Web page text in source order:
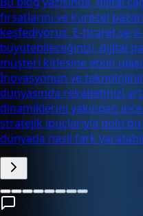
fırsatlarını ve küresel
keşfediyoruz. E-ticaret ve
büyütebileceğinizi, dijital
müşteri kitlesine etkin
İnovasyonun ve
dünyasında rekabetinizi
dinamiklerini yakından
stratejik ipuçlarıyla dolu
dünyada nasıl fark